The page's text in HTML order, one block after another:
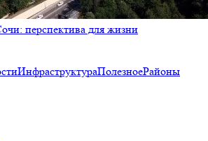
перспектива для жизни
ИнфраструктураПолезноеРайоны